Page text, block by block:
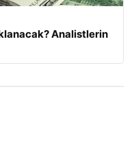
Analistlerin